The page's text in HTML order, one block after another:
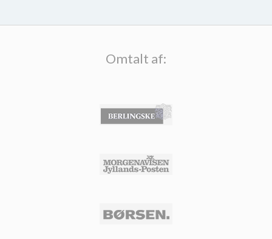
Omtalt af: